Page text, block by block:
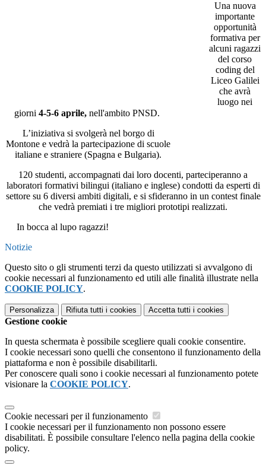
Una nuova
importante
opportunità
formativa per
alcuni ragazzi
del corso
coding del
Liceo Galilei
che avrà
luogo nei
giorni 4-5-6 aprile, nell'ambito PNSD.
L’iniziativa si svolgerà nel borgo di
Montone e vedrà la partecipazione di scuole
italiane e straniere (Spagna e Bulgaria).
120 studenti, accompagnati dai loro docenti, parteciperanno a
laboratori formativi bilingui (italiano e inglese) condotti da esperti di
settore su 6 diversi ambiti digitali, e si sfideranno in un contest finale
che vedrà premiati i tre migliori prototipi realizzati.
In bocca al lupo ragazzi!
Notizie
Questo sito o gli strumenti terzi da questo utilizzati si avvalgono di
cookie necessari al funzionamento ed utili alle finalità illustrate nella
COOKIE POLICY.
Personalizza Rifiuta tutti i cookies Accetta tutti i cookies
Gestione cookie
In questa schermata è possibile scegliere quali cookie consentire.
I cookie necessari sono quelli che consentono il funzionamento della
piattaforma e non è possibile disabilitarli.
Per conoscere quali sono i cookie necessari al funzionamento potete
visionare la COOKIE POLICY.
Cookie necessari per il funzionamento
I cookie necessari per il funzionamento non possono essere
disabilitati. È possibile consultare l'elenco nella pagina della cookie
policy.